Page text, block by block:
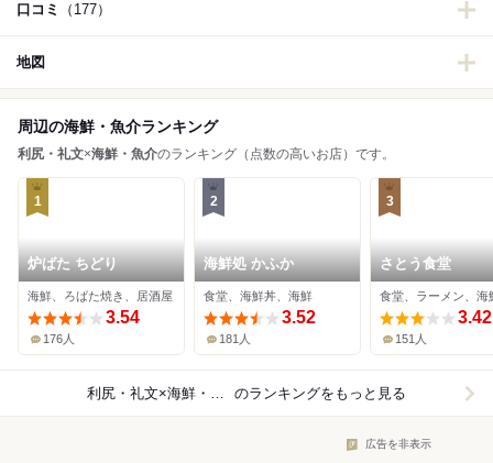
口コミ （177）
地図
周辺の海鮮・魚介ランキング
利尻・礼文×海鮮・魚介のランキング（点数の高いお店）です。
1
炉ばた ちどり
海鮮、ろばた焼き、居酒屋
3.54
176人
2
海鮮処 かふか
食堂、海鮮丼、海鮮
3.52
181人
3
さとう食堂
食堂、ラーメン、海
3.42
151人
利尻・礼文×海鮮・魚介 のランキングをもっと見る
広告を非表示